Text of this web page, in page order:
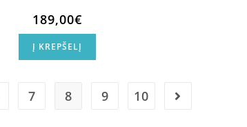
189,00€
Į KREPŠELĮ
7 8 9 10